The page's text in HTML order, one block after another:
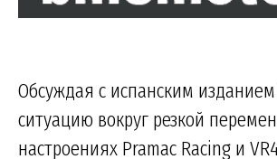
Обсуждая с испанским
ситуацию вокруг резкой
настроениях Pramac Racing и